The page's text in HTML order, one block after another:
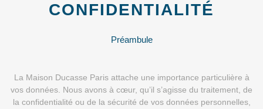
CONFIDENTIALITÉ
Préambule
La Maison Ducasse Paris attache une importance particulière à
vos données. Nous avons à cœur, qu’il s’agisse du traitement, de
la confidentialité ou de la sécurité de vos données personnelles,